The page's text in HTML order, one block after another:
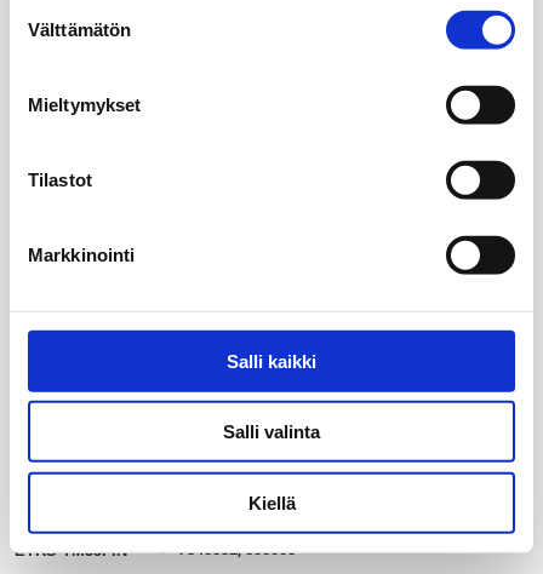
valinta
Välttämätön
Mieltymykset
Tilastot
Markkinointi
Salli kaikki
Salli valinta
Kiellä
my_location
7340032, 500000